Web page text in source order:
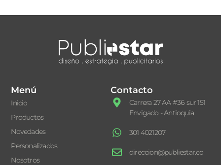
Menú
Inicio
Productos
Novedades
Personalizados
Nosotros
Contacto
Carrera 27 AA #36 sur 151
Envigado - Antioquia
301 4021207
direccion@publiestar.co